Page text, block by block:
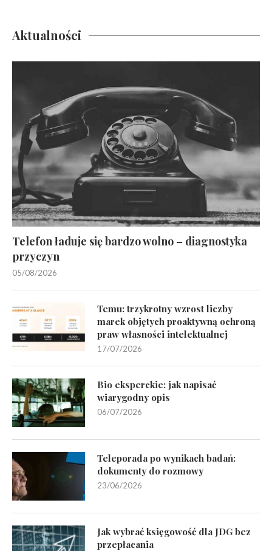
Aktualności
Telefon ładuje się bardzo wolno – diagnostyka
przyczyn
05/08/2026
Temu: trzykrotny wzrost liczby
marek objętych proaktywną ochroną
praw własności intelektualnej
17/07/2026
Bio eksperckie: jak napisać
wiarygodny opis
06/07/2026
Teleporada po wynikach badań:
dokumenty do rozmowy
23/06/2026
Jak wybrać księgowość dla JDG bez
przepłacania